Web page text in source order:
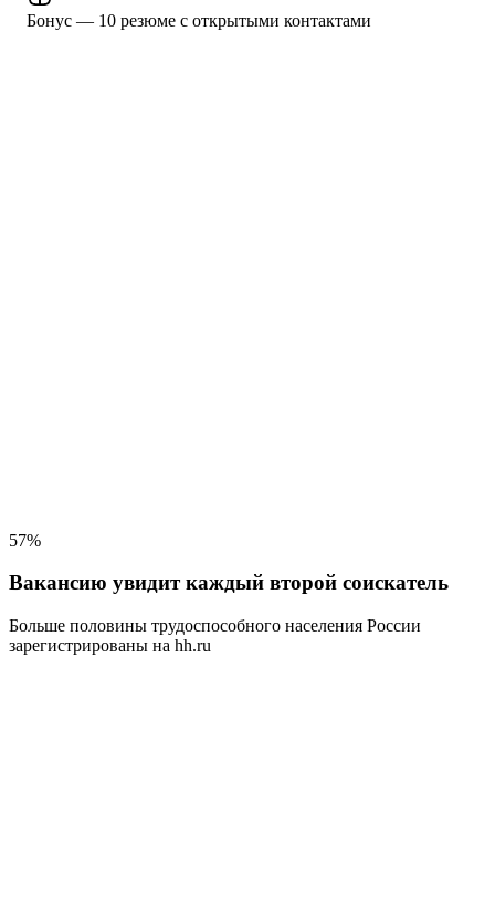
Бонус — 10 резюме с открытыми контактами
57%
Вакансию увидит каждый второй соискатель
Больше половины трудоспособного населения России
зарегистрированы на hh.ru